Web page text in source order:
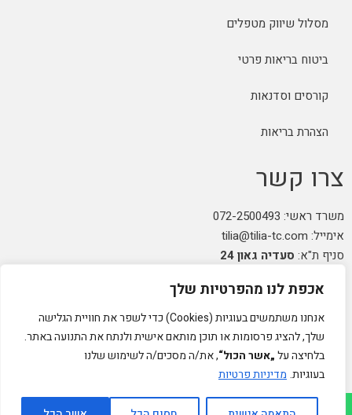
אכפת לנו מהפרטיות שלך
אנחנו משתמשים בעוגיות (Cookies) כדי לשפר את חוויית הגלישה
שלך, להציג פרסומות או תוכן מותאם אישית ולנתח את התנועה באתר.
בלחיצה על„אשר הכול“, את/ה מסכים/ה לשימוש שלנו
בעוגיות. מדיניות פרטיות
מסלול שיווק מטפלים
ביטוח בריאות פרטי
קורסים וסדנאות
הצהרת בריאות
צרו קשר
משרד ראשי: 072-2500493
אימייל: tilia@tilia-tc.com
סניף ת"א: סעדיה גאון 24
סניף חיפה:טשרניחובסקי 35
(בנין אסטרא) קומה 3.
סניף קרית ביאליק:שדרות ויצמן 41
(במכון שגית פילאטיס)
סניף קיבוץ אלונים:ליד מרכז אלון(בבית הדורות)
סניף באר שבע: מרדכי מקלף 62 (מאוחדת שכונה ו׳ החדשה)
רייבן מדיה - קידום ובניית אתרים